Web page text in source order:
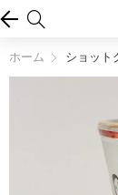
ホーム ショット